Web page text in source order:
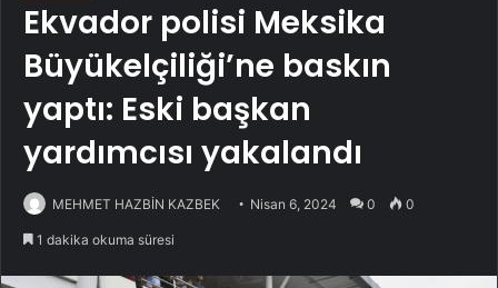
Ekvador polisi Meksika
Büyükelçiliği’ne baskın
yaptı: Eski başkan
yardımcısı yakalandı
MEHMET HAZBİN KAZBEK Nisan 6, 2024 0 0
1 dakika okuma süresi